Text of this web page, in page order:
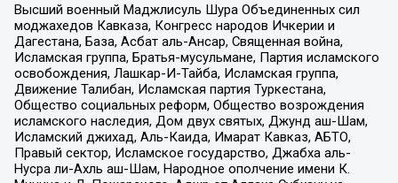
Высший военный Маджлисуль Шура Объединенных сил
моджахедов Кавказа, Конгресс народов Ичкерии и
Дагестана, База, Асбат аль-Ансар, Священная война,
Исламская группа, Братья-мусульмане, Партия исламского
освобождения, Лашкар-И-Тайба, Исламская группа,
Движение Талибан, Исламская партия Туркестана,
Общество социальных реформ, Общество возрождения
исламского наследия, Дом двух святых, Джунд аш-Шам,
Исламский джихад, Аль-Каида, Имарат Кавказ, АБТО,
Правый сектор, Исламское государство, Джабха аль-
Нусра ли-Ахль аш-Шам, Народное ополчение имени К.